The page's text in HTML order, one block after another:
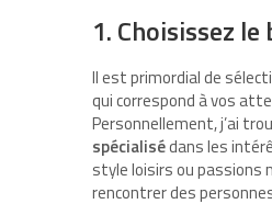
1. Choisissez
Il est primordial de
qui correspond à vos
Personnellement, j’ai
spécialisédans les
style loisirs ou passions
rencontrer des